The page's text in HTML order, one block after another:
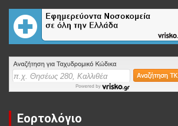
Εορτολόγιο